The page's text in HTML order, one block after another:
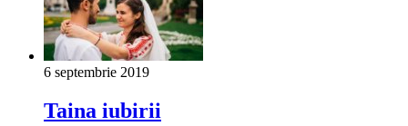
6 septembrie 2019
Taina iubirii